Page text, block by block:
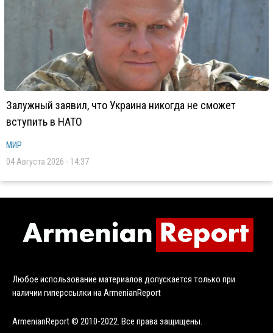
Залужный заявил, что Украина никогда не сможет
вступить в НАТО
МИР
04 Августа 2026 - 14:37
Любое использование материалов допускается только при
наличии гиперссылки на ArmenianReport
ArmenianReport © 2010-2022. Все права защищены.